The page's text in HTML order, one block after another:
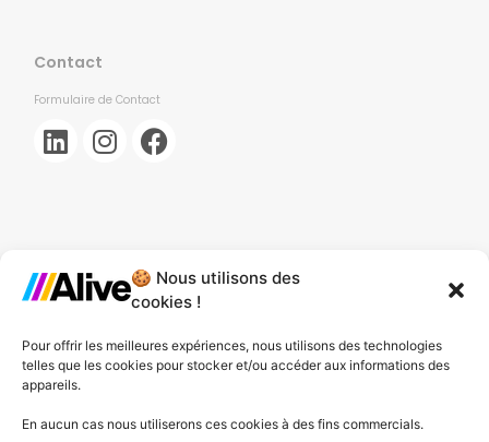
🍪 Nous utilisons des
cookies !
Pour offrir les meilleures expériences, nous utilisons des technologies
telles que les cookies pour stocker et/ou accéder aux informations des
appareils.
En aucun cas nous utiliserons ces cookies à des fins commercials.
Contact
Formulaire de Contact
Agence de Lille
Agence de Plessis-Pâté
Agence d'Angers